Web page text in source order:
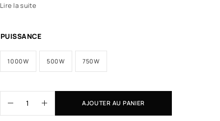
Lire la suite
PUISSANCE
1000W 500W 750W
AJOUTER AU PANIER